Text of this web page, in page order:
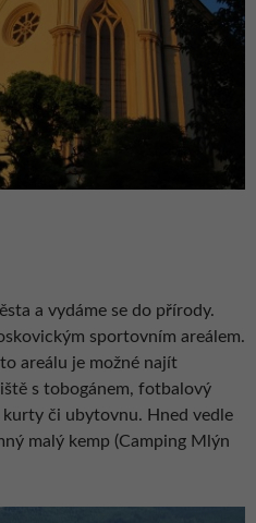
a vydáme se do přírody.
sportovním areálem.
areálu je možné najít
s tobogánem, fotbalový
či ubytovnu. Hned vedle
malý kemp (Camping Mlýn